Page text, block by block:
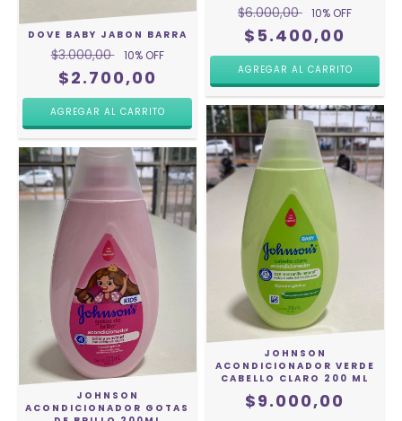
DOVE BABY JABON BARRA
$3.000,00 10% OFF
$2.700,00
$6.000,00 10% OFF
$5.400,00
JOHNSON
ACONDICIONADOR GOTAS
JOHNSON
ACONDICIONADOR VERDE
CABELLO CLARO 200 ML
$9.000,00